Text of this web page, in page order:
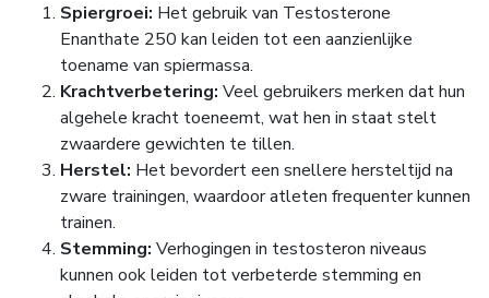
Spiergroei: Het gebruik van Testosterone
Enanthate 250 kan leiden tot een aanzienlijke
toename van spiermassa.
Krachtverbetering: Veel gebruikers merken dat hun
algehele kracht toeneemt, wat hen in staat stelt
zwaardere gewichten te tillen.
Herstel: Het bevordert een snellere hersteltijd na
zware trainingen, waardoor atleten frequenter kunnen
trainen.
Stemming: Verhogingen in testosteron niveaus
kunnen ook leiden tot verbeterde stemming en